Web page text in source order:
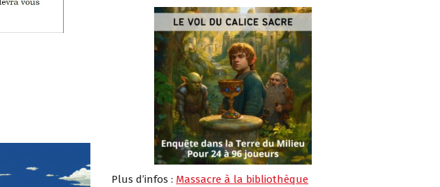
Plus d’infos : Massacre à la bibliothèque